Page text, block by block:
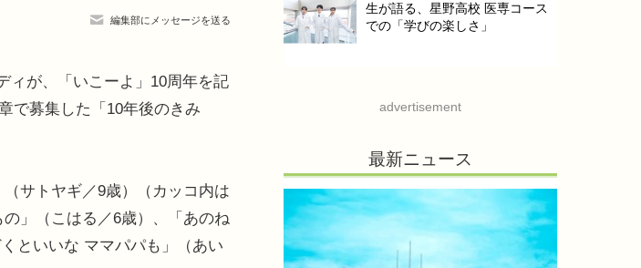
編集部にメッセージを送る
ィが、「いこーよ」10周年を記
で募集した「10年後のきみ
サトヤギ／9歳）（カッコ内は
」（こはる／6歳）、「あのね
といいな ママパパも」（あい
生が語る、星野高校 医専コース
での「学びの楽しさ」
advertisement
最新ニュース